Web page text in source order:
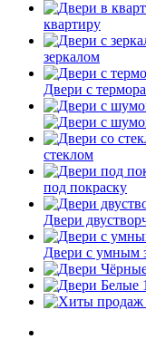
квартиру
зеркалом
Двери с
стеклом
под покраску
Двери
Двери с умным